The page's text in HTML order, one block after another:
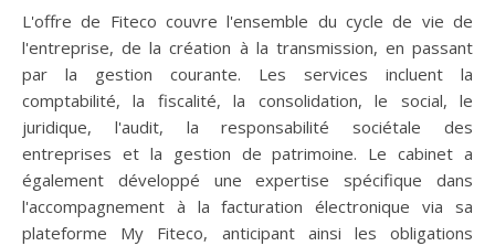
L'offre de Fiteco couvre l'ensemble du cycle de vie de
l'entreprise, de la création à la transmission, en passant
par la gestion courante. Les services incluent la
comptabilité, la fiscalité, la consolidation, le social, le
juridique, l'audit, la responsabilité sociétale des
entreprises et la gestion de patrimoine. Le cabinet a
également développé une expertise spécifique dans
l'accompagnement à la facturation électronique via sa
plateforme My Fiteco, anticipant ainsi les obligations